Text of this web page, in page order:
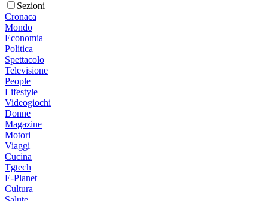
Sezioni
Cronaca
Mondo
Economia
Politica
Spettacolo
Televisione
People
Lifestyle
Videogiochi
Donne
Magazine
Motori
Viaggi
Cucina
Tgtech
E-Planet
Cultura